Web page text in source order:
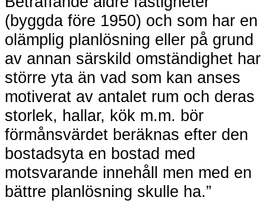
(byggda före 1950) och som har en
olämplig planlösning eller på grund
av annan särskild omständighet har
större yta än vad som kan anses
motiverat av antalet rum och deras
storlek, hallar, kök m.m. bör
förmånsvärdet beräknas efter den
bostadsyta en bostad med
motsvarande innehåll men med en
bättre planlösning skulle ha.”